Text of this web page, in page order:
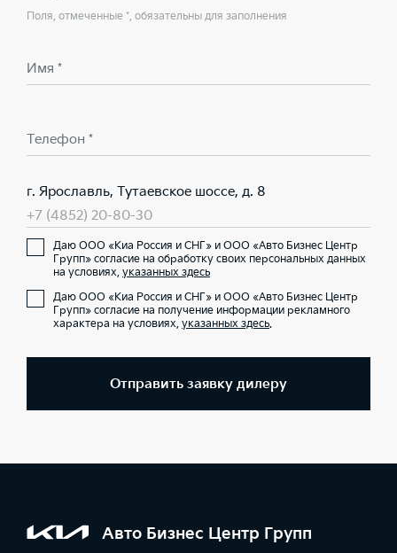
Поля, отмеченные *, обязательны для заполнения
Имя *
Телефон *
г. Ярославль, Тутаевское шоссе, д. 8
+7 (4852) 20-80-30
Даю ООО «Киа Россия и СНГ» и ООО «Авто Бизнес Центр
Групп» согласие на обработку своих персональных данных
на условиях, указанных здесь
Даю ООО «Киа Россия и СНГ» и ООО «Авто Бизнес Центр
Групп» согласие на получение информации рекламного
характера на условиях, указанных здесь.
Отправить заявку дилеру
Авто Бизнес Центр Групп